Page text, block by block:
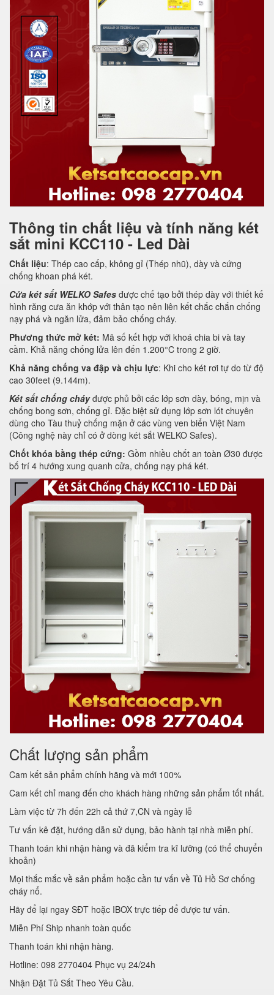
Thông tin chất liệu và tính năng két
sắt mini KCC110 - Led Dài
Chất liệu: Thép cao cấp, không gỉ (Thép nhũ), dày và cứng
chống khoan phá két.
Cửa két sắt WELKO Safes được chế tạo bởi thép dày với thiết kế
hình răng cưa ăn khớp với thân tạo nên liên kết chắc chắn chống
nạy phá và ngăn lửa, đảm bảo chống cháy.
Phương thức mở két: Mã số kết hợp với khoá chia bi và tay
cầm. Khả năng chống lửa lên đến 1.200°C trong 2 giờ.
Khả năng chống va đập và chịu lực: Khi cho két rơi tự do từ độ
cao 30feet (9.144m).
Két sắt chống cháyđược phủ bởi các lớp sơn dày, bóng, mịn và
chống bong sơn, chống gỉ. Đặc biệt sử dụng lớp sơn lót chuyên
dùng cho Tàu thuỷ chống mặn ở các vùng ven biển Việt Nam
(Công nghệ này chỉ có ở dòng két sắt WELKO Safes).
Chốt khóa bằng thép cứng: Gồm nhiều chốt an toàn Ø30 được
bố trí 4 hướng xung quanh cửa, chống nạy phá két.
Chất lượng sản phẩm
Cam kết sản phẩm chính hãng và mới 100%
Cam kết chỉ mang đến cho khách hàng những sản phẩm tốt nhất.
Làm việc từ 7h đến 22h cả thứ 7,CN và ngày lễ
Tư vấn kê đặt, hướng dẫn sử dụng, bảo hành tại nhà miễn phí.
Thanh toán khi nhận hàng và đã kiểm tra kĩ lưỡng (có thể chuyển
khoản)
Mọi thắc mắc về sản phẩm hoặc cần tư vấn về Tủ Hồ Sơ chống
cháy nổ.
Hãy để lại ngay SĐT hoặc IBOX trực tiếp để được tư vấn.
Miễn Phí Ship nhanh toàn quốc
Thanh toán khi nhận hàng.
Hotline: 098 2770404 Phục vụ 24/24h
Nhận Đặt Tủ Sắt Theo Yêu Cầu.